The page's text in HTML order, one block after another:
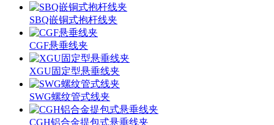
SBQ嵌铜式抱杆线夹
CGF悬垂线夹
XGU固定型悬垂线夹
SWG螺纹管式线夹
CGH铝合金提包式悬垂线夹